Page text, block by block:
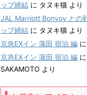
ップ締結 に タヌキ猫 より
JAL Marriott Bonvoy との
ップ締結 に タヌキ猫 より
京急EXイン 蒲田 宿泊 編 に
京急EXイン 蒲田 宿泊 編 に
SAKAMOTO より